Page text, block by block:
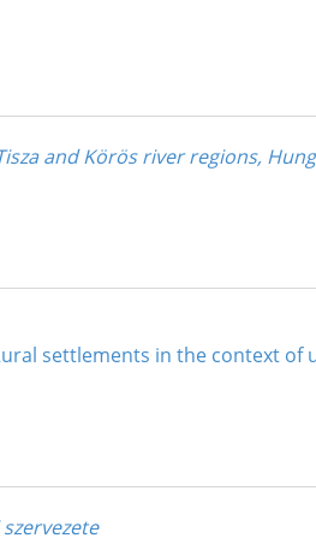
and Körös river regions,
settlements in the context